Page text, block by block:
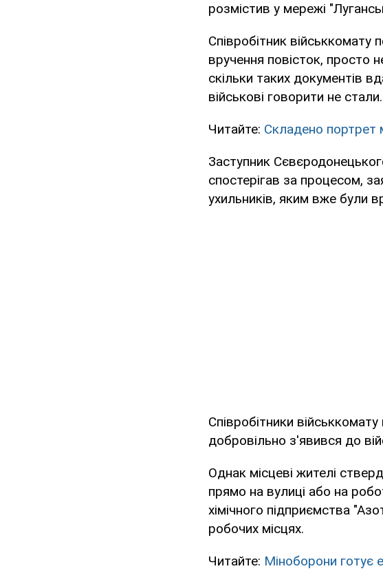
розмістив у мережі
Співробітник
вручення повісток,
скільки таких документів
військові говорити не стали.
Читайте: Складено портрет
Заступник
спостерігав за процесом,
ухильників, яким вже були
Співробітники
добровільно з'явився до
Однак місцеві жителі
прямо на вулиці або на
хімічного підприємства
робочих місцях.
Читайте: Міноборони готує